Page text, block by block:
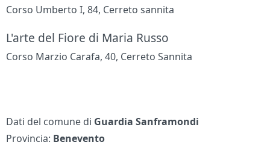
Corso Umberto I, 84, Cerreto sannita
L'arte del Fiore di Maria Russo
Corso Marzio Carafa, 40, Cerreto Sannita
Dati del comune di Guardia Sanframondi
Provincia: Benevento